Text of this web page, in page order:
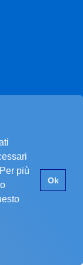
esiste.
più
Ok